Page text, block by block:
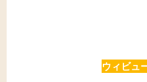
ウィビュ